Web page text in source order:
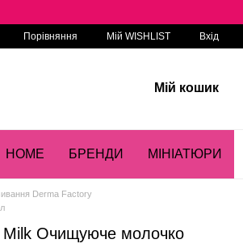
Порівняння Мій WISHLIST Вхід
Мій кошик
HOME БРЕНДИ МІНІАТЮРИ
Derma Factory
Milk Очищуюче молочко